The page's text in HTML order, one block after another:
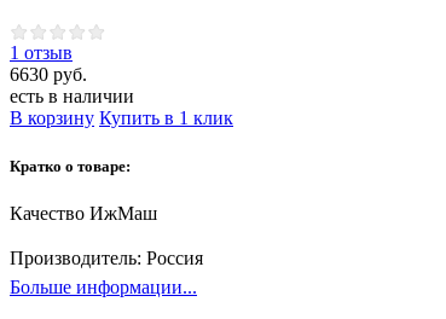
1 отзыв
6630 руб.
есть в наличии
В корзину Купить в 1 клик
Кратко о товаре:
Качество ИжМаш
Производитель: Россия
Больше информации...